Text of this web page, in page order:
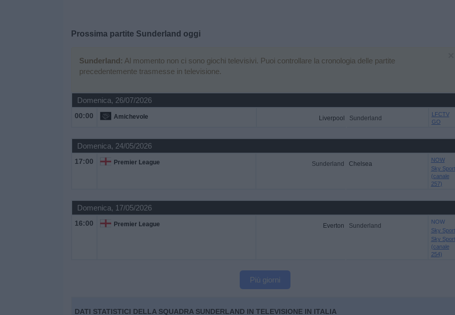
Prossima partite Sunderland oggi
Sunderland: Al momento non ci sono giochi televisivi. Puoi controllare la cronologia delle partite
precedentemente trasmesse in televisione.
Domenica, 26/07/2026
00:00 Amichevole Liverpool Sunderland
LFCTV
GO
Domenica, 24/05/2026
17:00 Premier League Sunderland Chelsea
NOW
Sky Sport
(canale
257)
Domenica, 17/05/2026
16:00 Premier League Everton Sunderland
NOW
Sky Sport
Sky Sport
(canale
254)
Più giorni
DATI STATISTICI DELLA SQUADRA SUNDERLAND IN TELEVISIONE IN ITALIA